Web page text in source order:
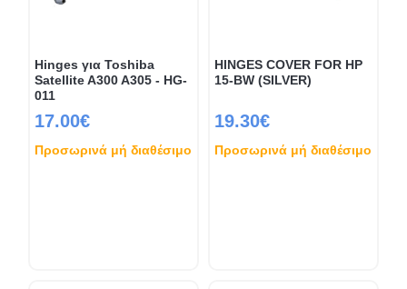
Hinges για Toshiba
Satellite A300 A305 - HG-
011
17.00€
Προσωρινά μή διαθέσιμο
HINGES COVER FOR HP
15-BW (SILVER)
19.30€
Προσωρινά μή διαθέσιμο